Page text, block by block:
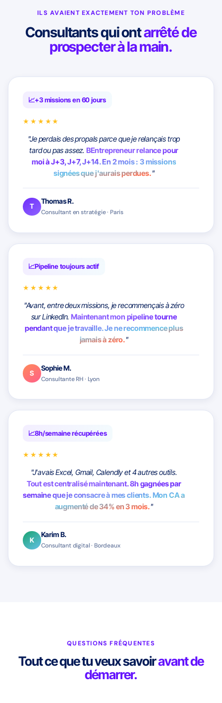
ILS AVAIENT EXACTEMENT TON PROBLÈME
Consultants qui ontarrêté de
prospecter à la main.
+3 missions en 60 jours
★★★★★
"Je perdais des propals parce que je relançais trop
tard ou pas assez. BEntrepreneur relance pour
moi à J+3, J+7, J+14. En 2 mois : 3 missions
signées que j'aurais perdues."
T
Thomas R.
Consultant en stratégie · Paris
Pipeline toujours actif
★★★★★
"Avant, entre deux missions, je recommençais à zéro
sur LinkedIn. Maintenant mon pipeline tourne
pendant que je travaille. Je ne recommence plus
jamais à zéro."
S
Sophie M.
Consultante RH · Lyon
8h/semaine récupérées
★★★★★
"J'avais Excel, Gmail, Calendly et 4 autres outils.
Tout est centralisé maintenant. 8h gagnées par
semaine que je consacre à mes clients. Mon CA a
augmenté de 34% en 3 mois."
K
Karim B.
Consultant digital · Bordeaux
QUESTIONS FRÉQUENTES
Tout ce que tu veux savoiravant de
démarrer.